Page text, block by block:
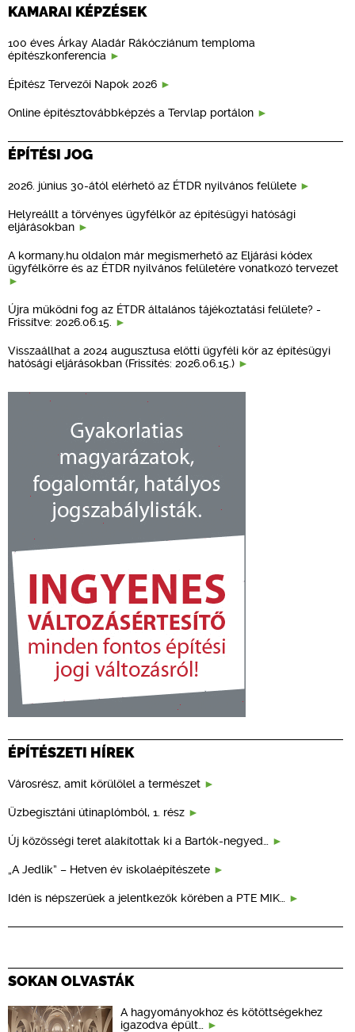
KAMARAI KÉPZÉSEK
100 éves Árkay Aladár Rákócziánum temploma
építészkonferencia
Építész Tervezői Napok 2026
Online építésztovábbképzés a Tervlap portálon
ÉPÍTÉSI JOG
2026. június 30-ától elérhető az ÉTDR nyilvános felülete
Helyreállt a törvényes ügyfélkör az építésügyi hatósági
eljárásokban
A kormany.hu oldalon már megismerhető az Eljárási kódex
ügyfélkörre és az ÉTDR nyilvános felületére vonatkozó tervezet
Újra működni fog az ÉTDR általános tájékoztatási felülete? -
Frissítve: 2026.06.15.
Visszaállhat a 2024 augusztusa előtti ügyféli kör az építésügyi
hatósági eljárásokban (Frissítés: 2026.06.15.)
ÉPÍTÉSZETI HÍREK
Városrész, amit körülölel a természet
Üzbegisztáni útinaplómból, 1. rész
Új közösségi teret alakítottak ki a Bartók-negyed…
„A Jedlik” – Hetven év iskolaépítészete
Idén is népszerűek a jelentkezők körében a PTE MIK…
SOKAN OLVASTÁK
A hagyományokhoz és kötöttségekhez
igazodva épült…